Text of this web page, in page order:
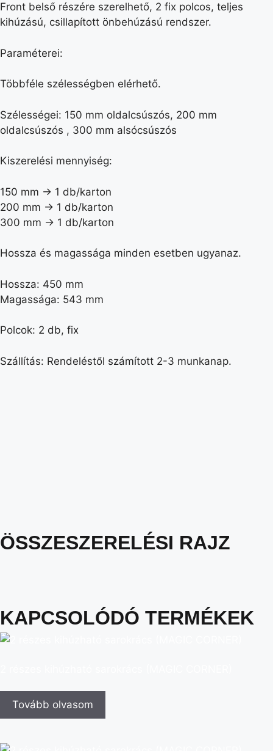
Front belső részére szerelhető, 2 fix polcos, teljes
kihúzású, csillapított önbehúzású rendszer.
Paraméterei:
Többféle szélességben elérhető.
Szélességei: 150 mm oldalcsúszós, 200 mm
oldalcsúszós , 300 mm alsócsúszós
Kiszerelési mennyiség:
150 mm -> 1 db/karton
200 mm -> 1 db/karton
300 mm -> 1 db/karton
Hossza és magassága minden esetben ugyanaz.
Hossza: 450 mm
Magassága: 543 mm
Polcok: 2 db, fix
Szállítás: Rendeléstől számított 2-3 munkanap.
ÖSSZESZERELÉSI RAJZ
KAPCSOLÓDÓ TERMÉKEK
Tovább olvasom